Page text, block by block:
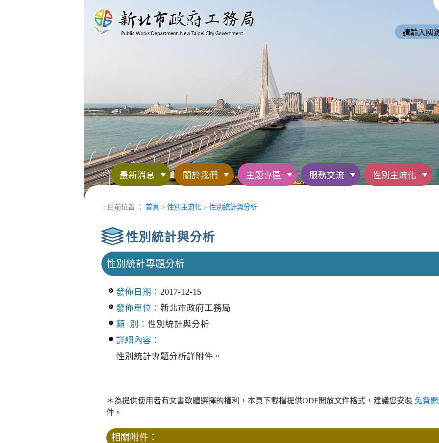
::: 最新消息 關於我們 主題專區 服務交流 性別主流化
::: 目前位置 ： 首頁 > 性別主流化 > 性別統計與分析
性別統計與分析
性別統計專題分析
發佈日期： 2017-12-15
發佈單位： 新北市政府工務局
類 別： 性別統計與分析
詳細內容：
性別統計專題分析詳附件。
＊為提供使用者有文書軟體選擇的權利，本頁下載檔提供ODF開放文件格式，建議您安裝 免費
件。
相關附件：